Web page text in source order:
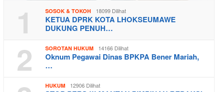
1 SOSOK & TOKOH 18099 Dilihat
KETUA DPRK KOTA LHOKSEUMAWE
DUKUNG PENUH…
2 SOROTAN HUKUM 14166 Dilihat
Oknum Pegawai Dinas BPKPA Bener Mariah,
…
HUKUM 12906 Dilihat